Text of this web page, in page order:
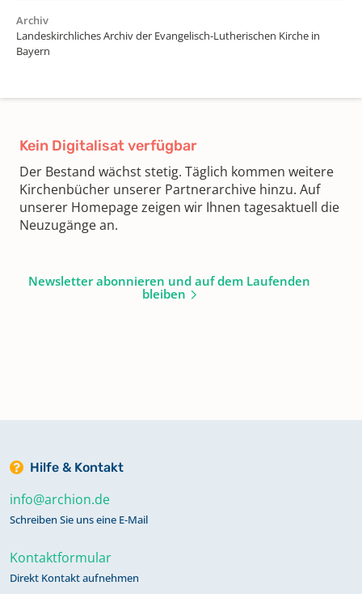
Archiv
Landeskirchliches Archiv der Evangelisch-Lutherischen Kirche in
Bayern
Kein Digitalisat verfügbar
Der Bestand wächst stetig. Täglich kommen weitere
Kirchenbücher unserer Partnerarchive hinzu. Auf
unserer Homepage zeigen wir Ihnen tagesaktuell die
Neuzugänge an.
Newsletter abonnieren und auf dem Laufenden
bleiben
Hilfe & Kontakt
info@archion.de
Schreiben Sie uns eine E-Mail
Kontaktformular
Direkt Kontakt aufnehmen